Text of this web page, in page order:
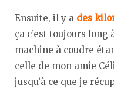
Ensuite, il y a des
ça c’est toujours long
machine à coudre
celle de mon amie
jusqu’à ce que je